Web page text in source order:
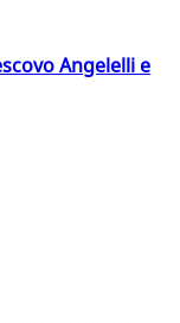
Angelelli e